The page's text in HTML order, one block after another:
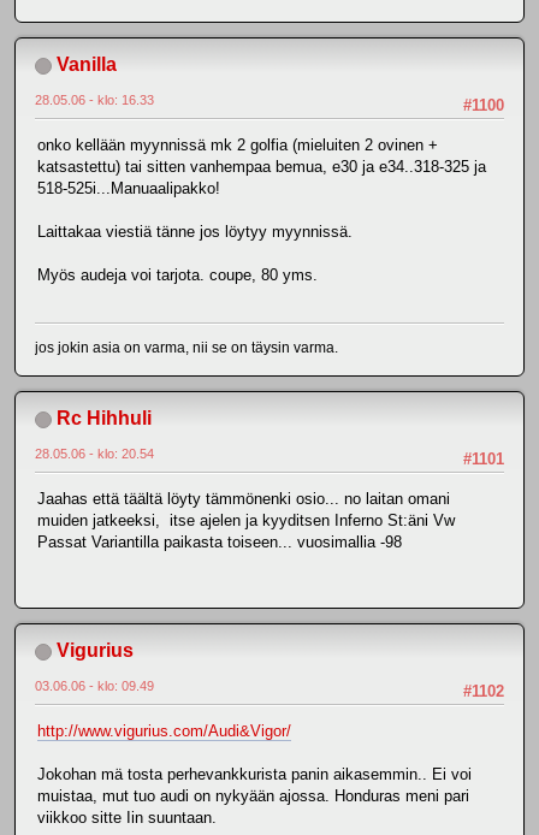
Vanilla
#1100
28.05.06 - klo: 16.33
onko kellään myynnissä mk 2 golfia (mieluiten 2 ovinen +
katsastettu) tai sitten vanhempaa bemua, e30 ja e34..318-325 ja
518-525i...Manuaalipakko!
Laittakaa viestiä tänne jos löytyy myynnissä.
Myös audeja voi tarjota. coupe, 80 yms.
jos jokin asia on varma, nii se on täysin varma.
Rc Hihhuli
#1101
28.05.06 - klo: 20.54
Jaahas että täältä löyty tämmönenki osio... no laitan omani
muiden jatkeeksi, itse ajelen ja kyyditsen Inferno St:äni Vw
Passat Variantilla paikasta toiseen... vuosimallia -98
Vigurius
#1102
03.06.06 - klo: 09.49
http://www.vigurius.com/Audi&Vigor/
Jokohan mä tosta perhevankkurista panin aikasemmin.. Ei voi
muistaa, mut tuo audi on nykyään ajossa. Honduras meni pari
viikkoo sitte Iin suuntaan.